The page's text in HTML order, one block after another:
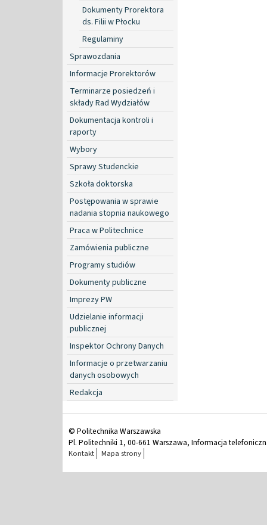
Dokumenty Prorektora
ds. Filii w Płocku
Regulaminy
Sprawozdania
Informacje Prorektorów
Terminarze posiedzeń i
składy Rad Wydziałów
Dokumentacja kontroli i
raporty
Wybory
Sprawy Studenckie
Szkoła doktorska
Postępowania w sprawie
nadania stopnia naukowego
Praca w Politechnice
Zamówienia publiczne
Programy studiów
Dokumenty publiczne
Imprezy PW
Udzielanie informacji
publicznej
Inspektor Ochrony Danych
Informacje o przetwarzaniu
danych osobowych
Redakcja
© Politechnika Warszawska
Pl. Politechniki 1, 00-661 Warszawa, Informacja
Kontakt Mapa strony